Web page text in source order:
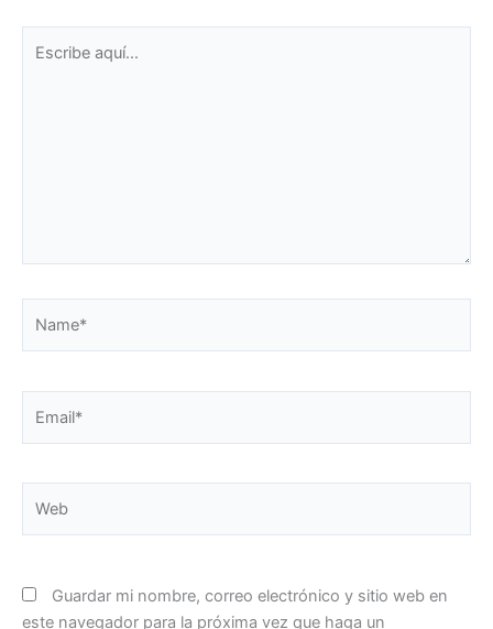
aquí...
Guardar mi nombre, correo electrónico y sitio web en
este navegador para la próxima vez que haga un